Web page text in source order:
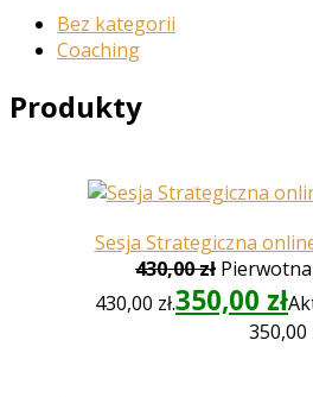
Bez kategorii
Coaching
Produkty
Sesja Strategiczna
430,00zł Pierwotna
430,00 zł.350,00 zł
350,00